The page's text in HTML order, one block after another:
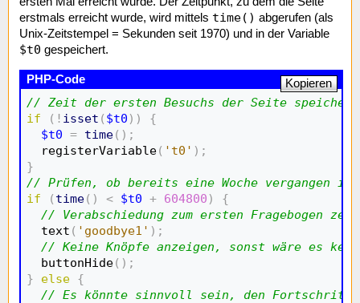
erstmals erreicht wurde, wird mittels time() abgerufen (als
Unix-Zeitstempel = Sekunden seit 1970) und in der Variable
$t0 gespeichert.
// Zeit der ersten Besuchs der Seite
if
( ! isset ( $t0 ) )
{
$t0
= time( ) ;
  registerVariable
( 't0' ) ;
}
// Prüfen, ob bereits eine Woche vergangen ist
if
( time( ) < $t0 + 604800 )
{
// Verabschiedung zum ersten Fragebogen
  text
( 'goodbye1' ) ;
// Keine Knöpfe anzeigen, sonst wäre es
  buttonHide
( ) ;
}
else {
// Es könnte sinnvoll sein, den
Kopieren